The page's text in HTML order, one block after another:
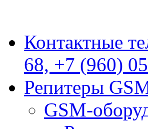
Контактные
68, +7 (960)
Репитеры
GSM-